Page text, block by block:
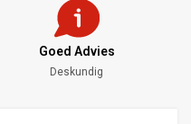
Goed Advies
Deskundig